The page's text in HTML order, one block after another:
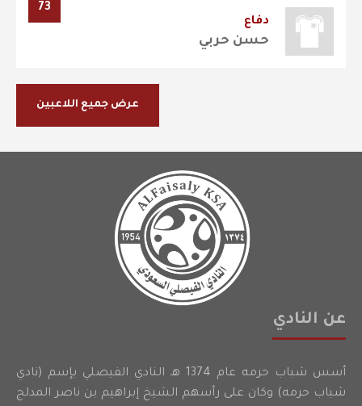
73
دفاع
حسن حربي
عرض جميع اللاعبين
عن النادي
أسس شباب حرمه عام 1374 هـ النادي الفيصلي بإسم (نادي
شباب حرمه) وكان على رأسهم الشيخ إبراهيم بن ناصر المدلج